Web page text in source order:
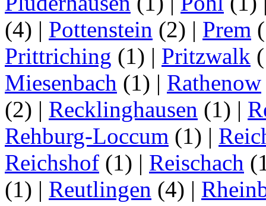
(4) | Pottenstein (2) | Prem
Prittriching (1) | Pritzwalk
Miesenbach (1) | Rathenow
(2) | Recklinghausen (1) |
Rehburg-Loccum (1) |
Reichshof (1) | Reischach
(1) | Reutlingen (4) |